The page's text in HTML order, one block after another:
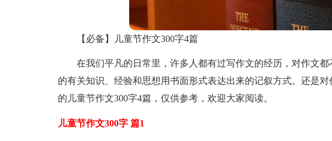
【必备】儿童节作文300字4篇
在我们平凡的日常里，许多人都有过写作文的经历，对作文
的有关知识、经验和思想用书面形式表达出来的记叙方式。还是
的儿童节作文300字4篇，仅供参考，欢迎大家阅读。
儿童节作文300字 篇1